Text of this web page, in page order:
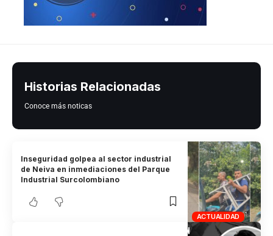
Historias Relacionadas
Conoce más noticas
ACTUALIDAD
Inseguridad golpea al sector industrial
de Neiva en inmediaciones del Parque
Industrial Surcolombiano